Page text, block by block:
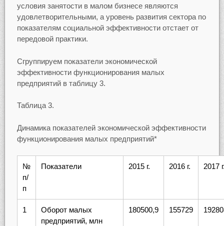
условия занятости в малом бизнесе являются
удовлетворительными, а уровень развития сектора по
показателям социальной эффективности отстает от
передовой практики.
Сгруппируем показатели экономической
эффективности функционирования малых
предприятий в таблицу 3.
Таблица 3.
Динамика показателей экономической эффективности
функционирования малых предприятий*
№
п/
п
Показатели 2015 г. 2016 г. 2017
1
Оборот малых
предприятий, млн
180500,9 155729